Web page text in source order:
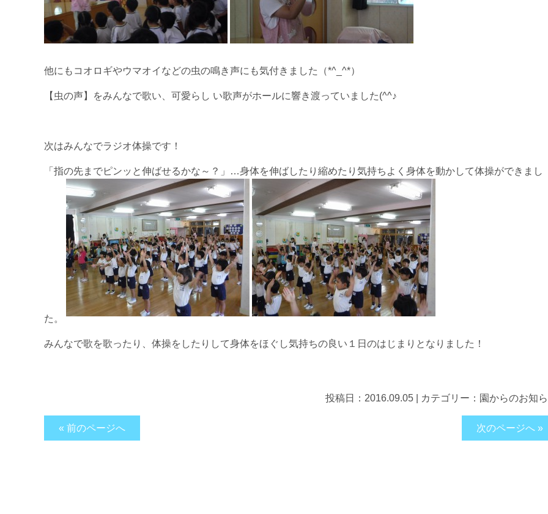
他にもコオロギやウマオイなどの虫の鳴き声にも気付きました（*^_^*）
【虫の声】をみんなで歌い、可愛らし い歌声がホールに響き渡っていました(^^♪
次はみんなでラジオ体操です！
「指の先までピンッと伸ばせるかな～？」…身体を伸ばしたり縮めたり気持ちよく身体を動かして体操ができまし
た。
みんなで歌を歌ったり、体操をしたりして身体をほぐし気持ちの良い１日のはじまりとなりました！
投稿日： 2016.09.05 カテゴリー： 園からのお知
« 前のページへ 次のページへ »